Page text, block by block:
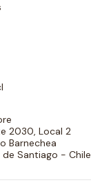
2030, Local 2
Barnechea
Santiago - Chile